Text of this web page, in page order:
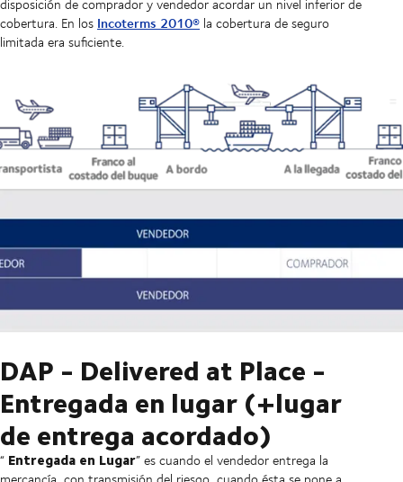
disposición de comprador y vendedor acordar un nivel inferior de
cobertura. En los Incoterms 2010® la cobertura de seguro
limitada era suficiente.
DAP - Delivered at Place -
Entregada en lugar (+lugar
de entrega acordado)
“ Entregada en Lugar” es cuando el vendedor entrega la